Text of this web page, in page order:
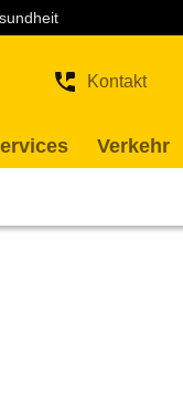
Kontakt
Verkehr